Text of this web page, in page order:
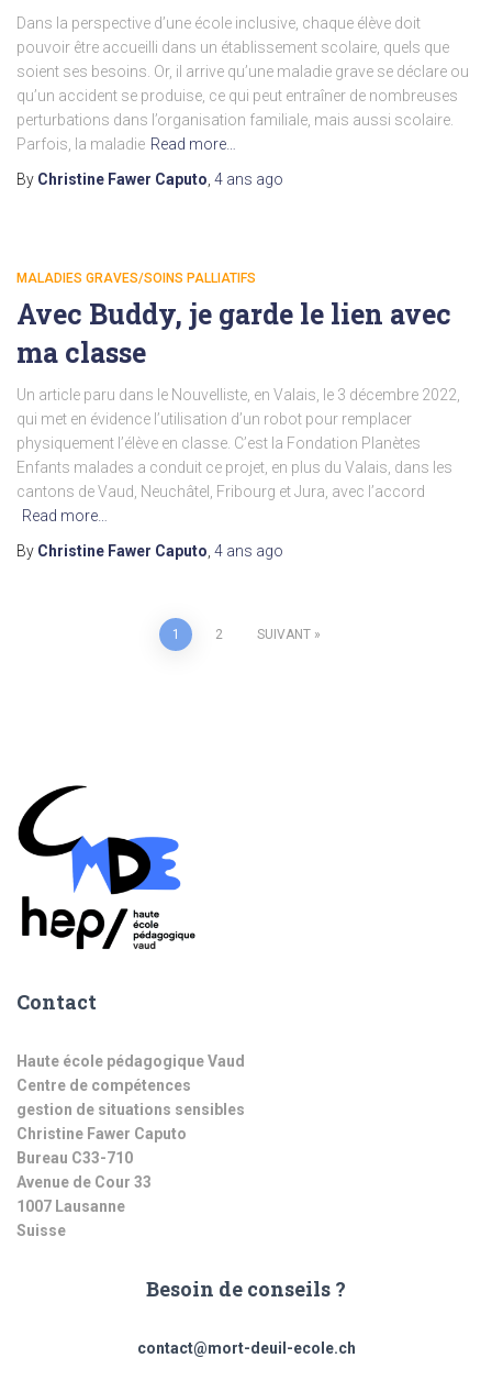
Dans la perspective d’une école inclusive, chaque élève doit
pouvoir être accueilli dans un établissement scolaire, quels que
soient ses besoins. Or, il arrive qu’une maladie grave se déclare ou
qu’un accident se produise, ce qui peut entraîner de nombreuses
perturbations dans l’organisation familiale, mais aussi scolaire.
Parfois, la maladie Read more…
By Christine Fawer Caputo 4 ans ago
MALADIES GRAVES/SOINS PALLIATIFS
Avec Buddy, je garde le lien avec
ma classe
Un article paru dans le Nouvelliste, en Valais, le 3 décembre 2022,
qui met en évidence l’utilisation d’un robot pour remplacer
physiquement l’élève en classe. C’est la Fondation Planètes
Enfants malades a conduit ce projet, en plus du Valais, dans les
cantons de Vaud, Neuchâtel, Fribourg et Jura, avec l’accord
Read more…
By Christine Fawer Caputo 4 ans ago
Pagination 1 2 SUIVANT
Contact
Haute école pédagogique Vaud
Centre de compétences
gestion de situations sensibles
Christine Fawer Caputo
Bureau C33-710
Avenue de Cour 33
1007 Lausanne
Suisse
Besoin de conseils ?
contact@mort-deuil-ecole.ch